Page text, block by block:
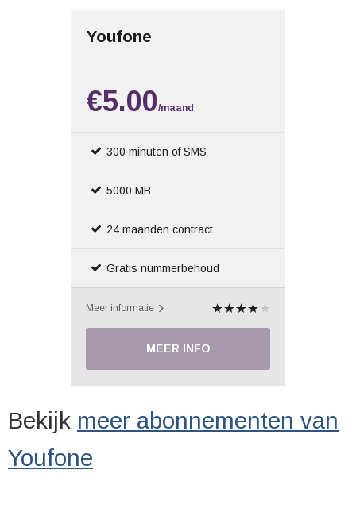
Youfone
€5.00/maand
300 minuten of SMS
5000 MB
24 maanden contract
Gratis nummerbehoud
Meer informatie
MEER INFO
Bekijk meer abonnementen van
Youfone